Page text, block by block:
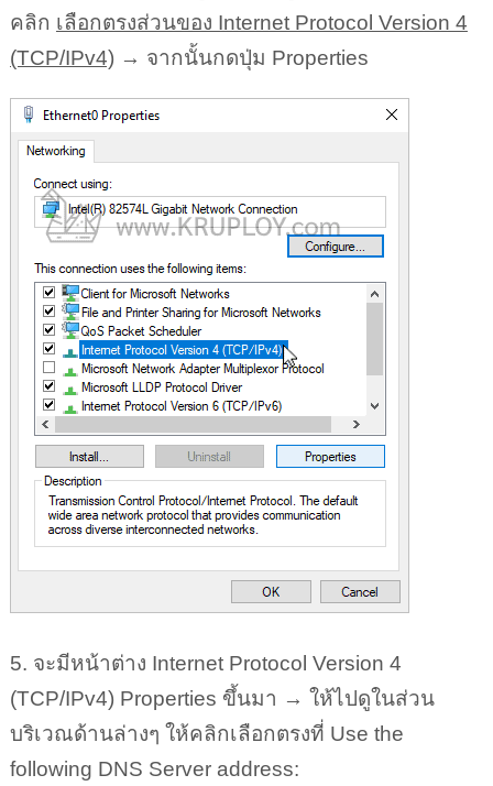
คลิก เลือกตรงส่วนของ Internet Protocol Version 4
(TCP/IPv4) → จากนั้นกดปุ่ม Properties
5. จะมีหน้าต่าง Internet Protocol Version 4
(TCP/IPv4) Properties ขึ้นมา → ให้ไปดูในส่วน
บริเวณด้านล่างๆ ให้คลิกเลือกตรงที่ Use the
following DNS Server address: